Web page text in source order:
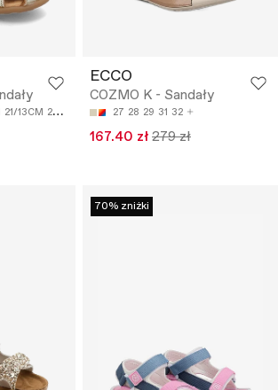
21/13CM 22/13.6CM 23/14.5CM
ECCO
COZMO K - Sandały
27 28 29 31 32
167.40 zł 279 zł
70% zniżki